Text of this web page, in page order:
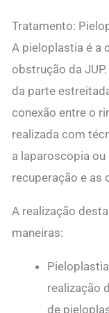
Tratamento:
A pieloplastia é a
obstrução da
da parte
conexão entre o
realizada com
a laparoscopia
recuperação e as
A realização
maneiras:
realização
de